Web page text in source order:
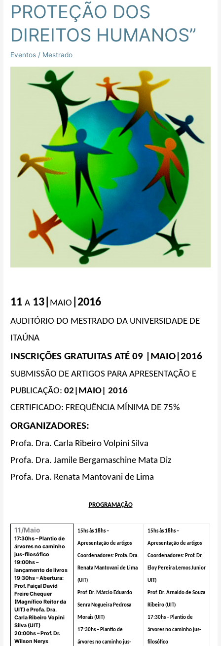
PROTEÇÃO DOS
DIREITOS HUMANOS”
Eventos / Mestrado
11A 13| MAIO |2016
AUDITÓRIO DO MESTRADO DA UNIVERSIDADE DE
ITAÚNA
INSCRIÇÕES GRATUITAS ATÉ 09 |MAIO|2016
SUBMISSÃO DE ARTIGOS PARA APRESENTAÇÃO E
PUBLICAÇÃO:02|MAIO| 2016
CERTIFICADO: FREQUÊNCIA MÍNIMA DE 75%
ORGANIZADORES:
Profa. Dra.Carla Ribeiro Volpini Silva
Profa. Dra. Jamile Bergamaschine Mata Diz
Profa. Dra. Renata Mantovani de Lima
PROGRAMAÇÃO
11/Maio
17:30hs – Plantio de
árvores no caminho
jus-filosófico
19:00hs –
lançamento de livros
19:30hs – Abertura:
Prof. Faiçal David
Freire Chequer
(Magnífico Reitor da
UIT) e Profa. Dra.
Carla Ribeiro Vopini
Silva (UIT)
20:00hs – Prof. Dr.
Wilson Nerys
15hs às 18hs –
Apresentação de artigos
Coordenadores: Profa. Dra.
Renata Mantovani de Lima
(UIT)
Prof. Dr. Márcio Eduardo
Senra Nogueira Pedrosa
Morais (UIT)
17:30hs – Plantio de
árvores no caminho jus-
15hs às 18hs –
Apresentação de artigos
Coordenadores: Prof. Dr.
Eloy Pereira Lemos Junior
UIT)
Prof. Dr. Arnaldo de Souza
Ribeiro (UIT)
17:30hs – Plantio de
árvores no caminho jus-
filosófico